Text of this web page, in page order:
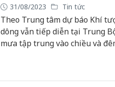
31/08/2023 Tin tức
Theo Trung tâm dự báo Khí
dông vẫn tiếp diễn tại Trung
mưa tập trung vào chiều và